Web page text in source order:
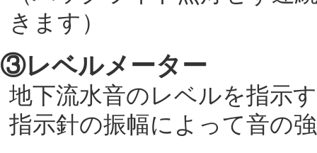
きます）
③レベルメーター
地下流水音のレベルを指示
指示針の振幅によって音の